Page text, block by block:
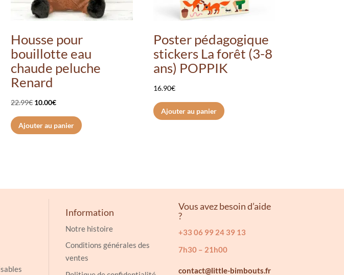
Housse pour
bouillotte eau
chaude peluche
Renard
22.99€ Le
prix
initial
10.00€Le
prix
actuel
Ajouter au panier
Poster pédagogique
stickers La forêt (3-8
ans) POPPIK
16.90€
Ajouter au panier
Information
Notre histoire
Conditions générales des
ventes
Vous avez besoin d’aide
?
+33 06 99 24 39 13
7h30 – 21h00
contact@little-bimbouts.fr